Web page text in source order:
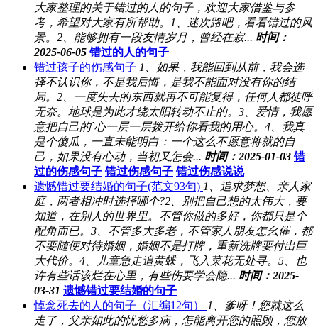
大家整理的关于错过的人的句子，欢迎大家借鉴与参
考，希望对大家有所帮助。1、迷次路吧，看看错过的风
景。2、能够拥有一段友情岁月，曾经在寂... 时间：
2025-06-05 错过的人的句子
错过孩子的伤感句子 1、如果，我能回到从前，我会选
择不认识你，不是我后悔，是我不能面对没有你的结
局。2、一度失去的东西就再不可能复得，任何人都徒呼
无奈。地球是为此才绕太阳转动不止的。3、爱情，我愿
意把自己的`心一层一层拨开给你看我的用心。4、我真
是个傻瓜，一直未能明白：一个这么不愿意将就的自
己，如果没有心动，当初又怎会... 时间：2025-01-03 错
过的伤感句子 错过伤感句子 错过伤感说说
遗憾错过要结婚的句子(范文93句) 1、追求梦想、亲人家
庭，两者相冲时选择哪个?2、别把自己想的太伟大，要
知道，在别人的世界里。不管你做的多好，你都只是个
配角而已。3、不管多大多老，不管家人朋友怎幺催，都
不要随便对待婚姻，婚姻不是打牌，重新洗牌要付出巨
大代价。4、儿童急走追黄蝶，飞入菜花无处寻。5、也
许有些话该烂在心里，有些伤要学会隐... 时间：2025-
03-31 遗憾错过要结婚的句子
悼念死去的人的句子（汇编12句）
1、爹呀！您就这么
走了，父亲如此的忧愁多病，怎能离开您的照顾，您放